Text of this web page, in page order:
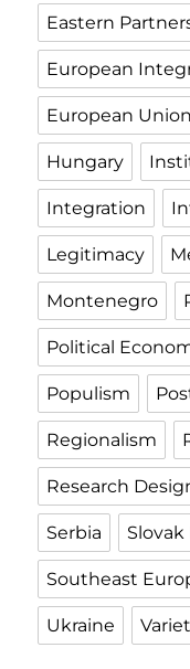
Eastern
European
European Union
Hungary
Integration
Legitimacy
Montenegro
Political
Populism
Regionalism
Research
Serbia
Southeast
Ukraine